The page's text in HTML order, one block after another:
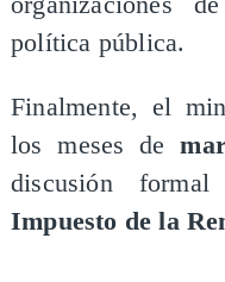
política pública.
​Finalmente, el
los meses de
discusión
Impuesto de la